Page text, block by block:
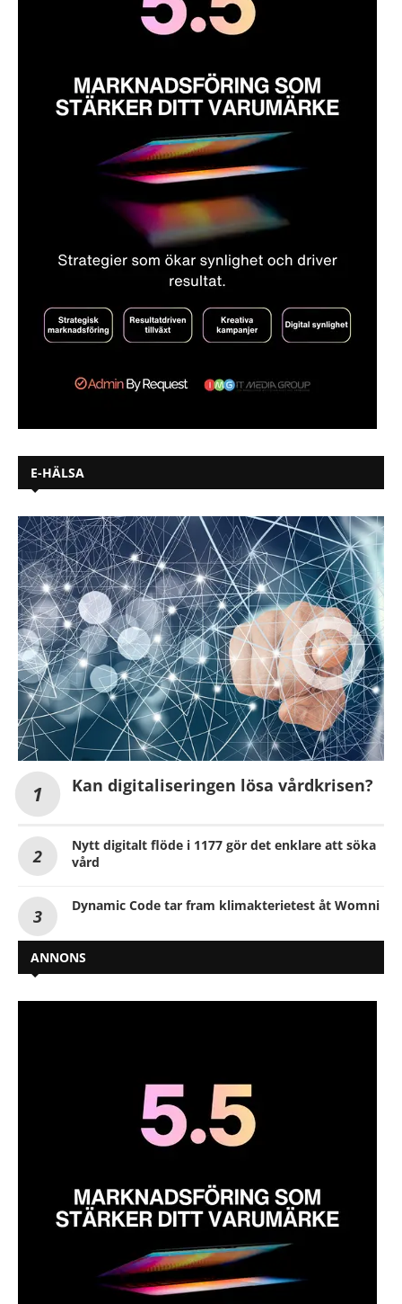
E-HÄLSA
Kan digitaliseringen lösa vårdkrisen?
Nytt digitalt flöde i 1177 gör det enklare att söka
vård
Dynamic Code tar fram klimakterietest åt Womni
ANNONS